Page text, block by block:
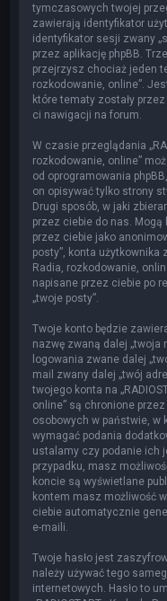
tymczasowych twojej
zawierają identyfikator
identyfikator sesji zwany
przez aplikację phpBB.
przejrzysz chociaż jeden
rozkodowanie, online”.
które tematy zostały
ci nawigacji na forum.
W czasie przeglądania
rozkodowanie, online”
od oprogramowania
on opisywać tylko strony
Drugi sposób, w jaki
przez ciebie do nas.
przez ciebie jako
posty”, konta użytkownika
Radia, rozkodowanie,
napisane przez ciebie po
„twoje posty”.
Twoje konto będzie
nazwę zwaną dalej „twoja
logowania zwane dalej
mail zwany dalej „twój
twojego konta na
online” są chronione
osobowych w państwie, w
wymagać podania
ustalamy czy podanie ich
przypadku, masz
koncie są wyświetlane
kontem masz możliwość
ciebie automatycznie
e-maili.
Twoje hasło jest
należy używać tego
internetowych. Hasło to